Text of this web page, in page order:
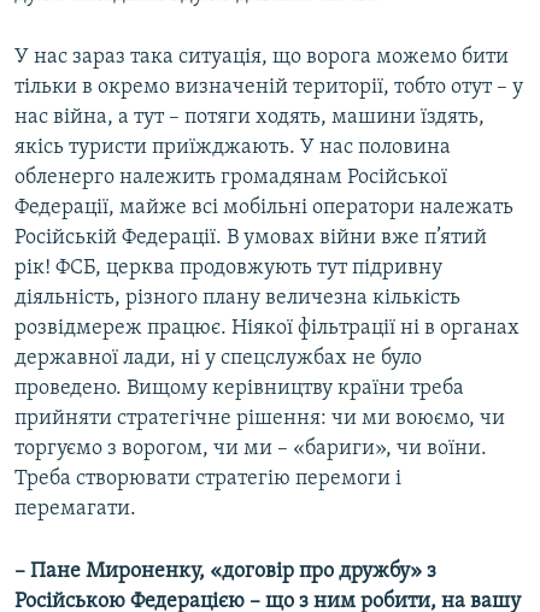
У нас зараз така ситуація, що ворога можемо бити
тільки в окремо визначеній території, тобто отут – у
нас війна, а тут – потяги ходять, машини їздять,
якісь туристи приїжджають. У нас половина
обленерго належить громадянам Російської
Федерації, майже всі мобільні оператори належать
Російській Федерації. В умовах війни вже п’ятий
рік! ФСБ, церква продовжують тут підривну
діяльність, різного плану величезна кількість
розвідмереж працює. Ніякої фільтрації ні в органах
державної лади, ні у спецслужбах не було
проведено. Вищому керівництву країни треба
прийняти стратегічне рішення: чи ми воюємо, чи
торгуємо з ворогом, чи ми – «бариги», чи воїни.
Треба створювати стратегію перемоги і
перемагати.
– Пане Мироненку, «договір про дружбу» з
Російською Федерацією – що з ним робити, на вашу